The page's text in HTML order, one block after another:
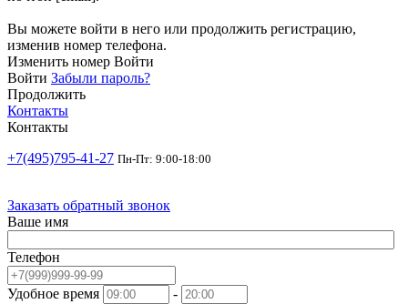
Вы можете войти в него или продолжить регистрацию,
изменив номер телефона.
Изменить номер Войти
Войти Забыли пароль?
Продолжить
Контакты
Контакты
+7(495)795-41-27 Пн-Пт: 9:00-18:00
Заказать обратный звонок
Ваше имя
Телефон
Удобное время
-